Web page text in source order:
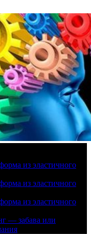
из эластичного
из эластичного
из эластичного
— забава или